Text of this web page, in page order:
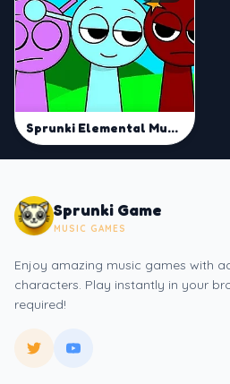
Sprunki Elemental Musician Mod
Sprunki Game
MUSIC GAMES
Enjoy amazing music games with
characters. Play instantly in your
required!